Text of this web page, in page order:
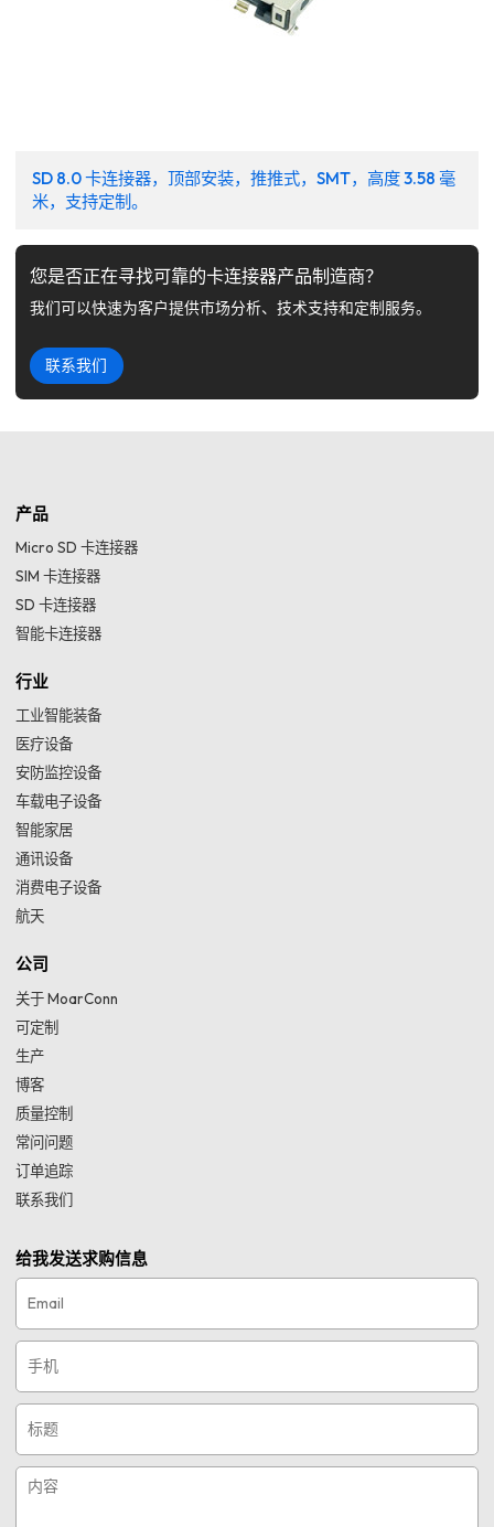
SD 8.0 卡连接器，顶部安装，推推式，SMT，高度 3.58 毫
米，支持定制。
您是否正在寻找可靠的卡连接器产品制造商？
我们可以快速为客户提供市场分析、技术支持和定制服务。
联系我们
产品
Micro SD 卡连接器
SIM 卡连接器
SD 卡连接器
智能卡连接器
行业
工业智能装备
医疗设备
安防监控设备
车载电子设备
智能家居
通讯设备
消费电子设备
航天
公司
关于 MoarConn
可定制
生产
博客
质量控制
常问问题
订单追踪
联系我们
给我发送求购信息